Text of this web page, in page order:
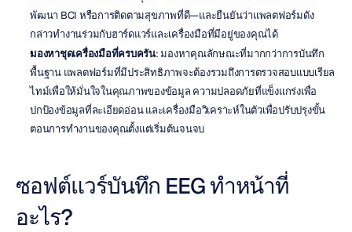
พัฒนา BCI หรือการติดตามสุขภาพที่ดี—และยืนยันว่าแพลตฟอร์มดัง
กล่าวทำงานร่วมกับฮาร์ดแวร์และเครื่องมือที่มีอยู่ของคุณได้
มองหาชุดเครื่องมือที่ครบครัน: มองหาคุณลักษณะที่มากกว่าการบันทึก
พื้นฐาน แพลตฟอร์มที่มีประสิทธิภาพจะต้องรวมถึงการตรวจสอบแบบเรียล
ไทม์เพื่อให้มั่นใจในคุณภาพของข้อมูล ความปลอดภัยที่แข็งแกร่งเพื่อ
ปกป้องข้อมูลที่ละเอียดอ่อน และเครื่องมือวิเคราะห์ในตัวเพื่อปรับปรุงขั้น
ตอนการทำงานของคุณตั้งแต่เริ่มต้นจนจบ
ซอฟต์แวร์บันทึก EEG ทำหน้าที่
อะไร?